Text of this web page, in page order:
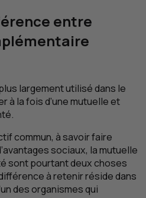
entre
largement utilisé dans le
à la fois d’une mutuelle et
commun, à savoir faire
sociaux, la mutuelle
sont pourtant deux choses
à retenir réside dans
des organismes qui